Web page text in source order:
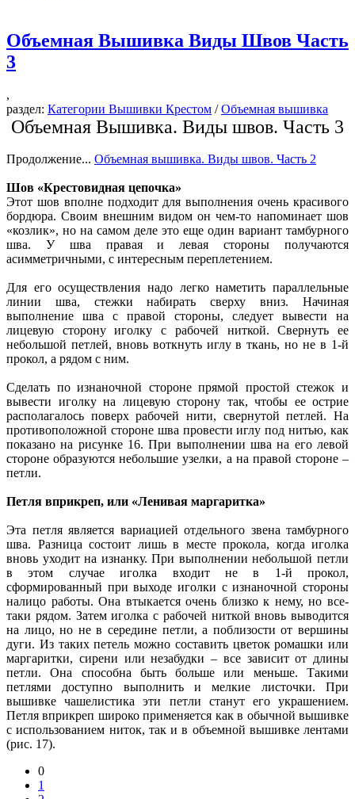
Объемная Вышивка Виды Швов Часть
3
,
раздел: Категории Вышивки Крестом /Объемная вышивка
Объемная Вышивка. Виды швов. Часть 3
Продолжение... Объемная вышивка. Виды швов. Часть 2
Шов «Крестовидная цепочка»
Этот шов вполне подходит для выполнения очень красивого
бордюра. Своим внешним видом он чем-то напоминает шов
«козлик», но на самом деле это еще один вариант тамбурного
шва. У шва правая и левая стороны получаются
асимметричными, с интересным переплетением.
Для его осуществления надо легко наметить параллельные
линии шва, стежки набирать сверху вниз. Начиная
выполнение шва с правой стороны, следует вывести на
лицевую сторону иголку с рабочей ниткой. Свернуть ее
небольшой петлей, вновь воткнуть иглу в ткань, но не в 1-й
прокол, а рядом с ним.
Сделать по изнаночной стороне прямой простой стежок и
вывести иголку на лицевую сторону так, чтобы ее острие
располагалось поверх рабочей нити, свернутой петлей. На
противоположной стороне шва провести иглу под нитью, как
показано на рисунке 16. При выполнении шва на его левой
стороне образуются небольшие узелки, а на правой стороне –
петли.
Петля вприкреп, или «Ленивая маргаритка»
Эта петля является вариацией отдельного звена тамбурного
шва. Разница состоит лишь в месте прокола, когда иголка
вновь уходит на изнанку. При выполнении небольшой петли
в этом случае иголка входит не в 1-й прокол,
сформированный при выходе иголки с изнаночной стороны
налицо работы. Она втыкается очень близко к нему, но все-
таки рядом. Затем иголка с рабочей ниткой вновь выводится
на лицо, но не в середине петли, а поблизости от вершины
дуги. Из таких петель можно составить цветок ромашки или
маргаритки, сирени или незабудки – все зависит от длины
петли. Она способна быть больше или меньше. Такими
петлями доступно выполнить и мелкие листочки. При
вышивке чашелистика эти петли станут его украшением.
Петля вприкреп широко применяется как в обычной вышивке
с использованием ниток, так и в объемной вышивке лентами
(рис. 17).
0
1